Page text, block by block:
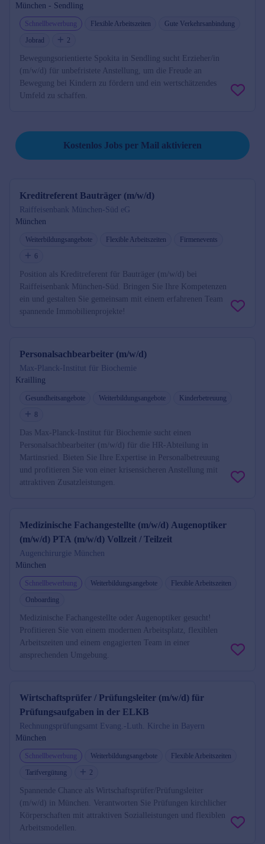
München - Sendling
Schnellbewerbung Flexible Arbeitszeiten
Gute Verkehrsanbindung
Jobrad
2
Bewegungsorientierte Spokita in Sendling sucht Erzieher/in
(m/w/d) für unbefristete Anstellung, um die Freude an
Bewegung bei Kindern zu fördern und ein wertschätzendes
Umfeld zu schaffen.
Kostenlos Jobs per Mail aktivieren
Kreditreferent Bauträger (m/w/d)
Raiffeisenbank München-Süd eG
München
Weiterbildungsangebote Flexible Arbeitszeiten
Firmenevents
6
Position als Kreditreferent für Bauträger (m/w/d) bei
Raiffeisenbank München-Süd. Bringen Sie Ihre Kompetenzen
ein und gestalten Sie gemeinsam mit einem erfahrenen Team
spannende Immobilienprojekte!
Personalsachbearbeiter (m/w/d)
Max-Planck-Institut für Biochemie
Krailling
Gesundheitsangebote Weiterbildungsangebote
Kinderbetreuung
8
Das Max-Planck-Institut für Biochemie sucht einen
Personalsachbearbeiter (m/w/d) für die HR-Abteilung in
Martinsried. Bieten Sie Ihre Expertise in Personalbetreuung
und profitieren Sie von einer krisensicheren Anstellung mit
attraktiven Zusatzleistungen.
Medizinische Fachangestellte (m/w/d) Augenoptiker
(m/w/d) PTA (m/w/d) Vollzeit / Teilzeit
Augenchirurgie München
München
Schnellbewerbung Weiterbildungsangebote
Flexible Arbeitszeiten
Onboarding
Medizinische Fachangestellte oder Augenoptiker gesucht!
Profitieren Sie von einem modernen Arbeitsplatz, flexiblen
Arbeitszeiten und einem engagierten Team in einer
ansprechenden Umgebung.
Wirtschaftsprüfer / Prüfungsleiter (m/w/d) für
Prüfungsaufgaben in der ELKB
Rechnungsprüfungsamt Evang.-Luth. Kirche in Bayern
München
Schnellbewerbung Weiterbildungsangebote
Flexible Arbeitszeiten
Tarifvergütung
2
Spannende Chance als Wirtschaftsprüfer/Prüfungsleiter
(m/w/d) in München. Verantworten Sie Prüfungen kirchlicher
Körperschaften mit attraktiven Sozialleistungen und flexiblen
Arbeitsmodellen.